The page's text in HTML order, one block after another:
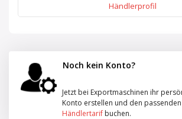
Händlerprofil
Noch kein Konto?
Jetzt bei Exportmaschinen ihr
Konto erstellen und den passenden
Händlertarif buchen.